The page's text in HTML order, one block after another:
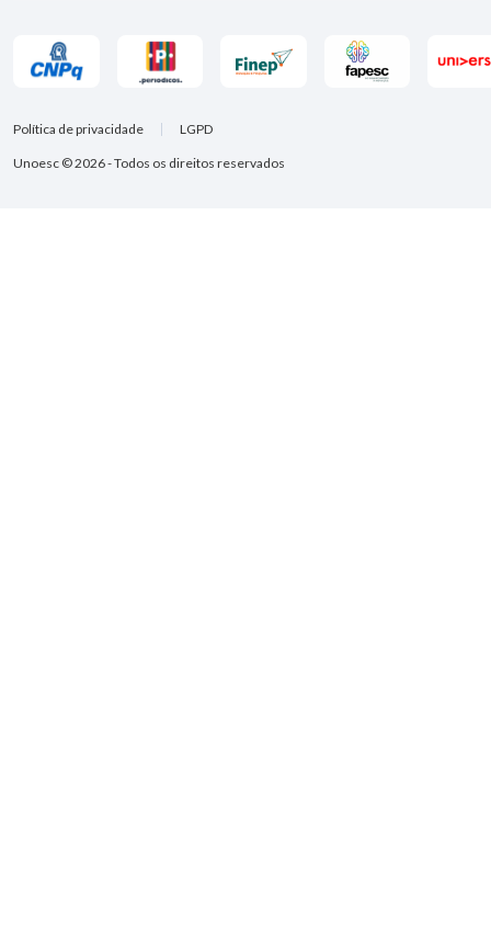
Unoesc © 2026 - Todos os direitos reservados
Política de privacidade LGPD